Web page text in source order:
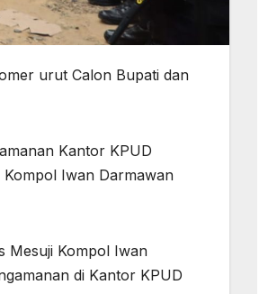
urut Calon Bupati dan
Kantor KPUD
Kompol Iwan Darmawan
Mesuji Kompol Iwan
di Kantor KPUD